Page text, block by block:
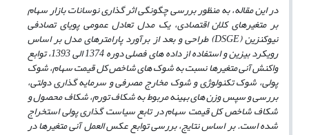
در این مقاله، به منظور بررسی چگونگی اثرگذاری نوسانات بازار سهام
بر متغیرهای کلان اقتصادی، یک مدل تعادل عمومی پویای تصادفی
نیوکنزین (DSGE) طراحی و بعد از برآورد پارامترهای مدل بر اساس
رویکرد بیزین و استفاده از داده های فصلی دوره 1374 الی 1393، توابع
واکنش آنی متغیرها نسبت به شوکهای شاخص کل قیمت سهام، شوک
پولی، شوک تکنولوژی و شوک مخارج مصرفی و سرمایهگذاری دولتی،
بررسی و سپس وزنهای بهینه مربوط به شکاف تورم، شکاف محصول و
شکاف شاخص کل قیمت سهام در تابع سیاستگذاری پولی استخراج
شده است.بر اساس نتایج، بررسی توابع عکسالعمل آنی متغیرها در